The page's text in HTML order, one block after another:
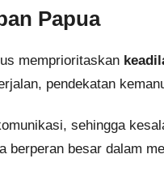
Papua
memprioritaskan
pendekatan
sehingga
berperan besar dalam